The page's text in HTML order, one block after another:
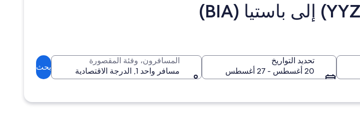
تحديد التواريخ
20 أغسطس - 27 أغسطس
المسافرون، وفئة المقصورة
مسافر واحد 1, الدرجة الاقتصادية
بحث